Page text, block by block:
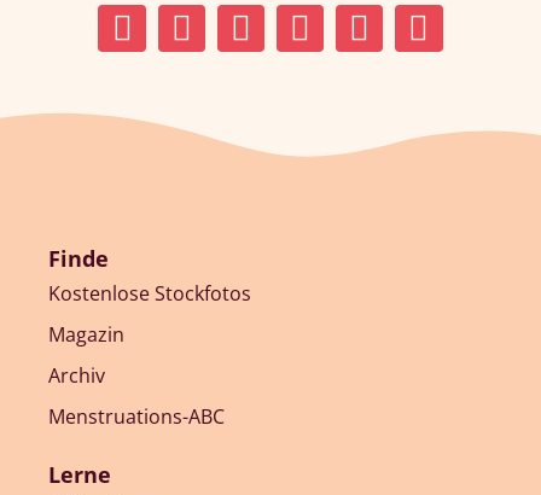
Finde
Kostenlose Stockfotos
Magazin
Archiv
Menstruations-ABC
Lerne